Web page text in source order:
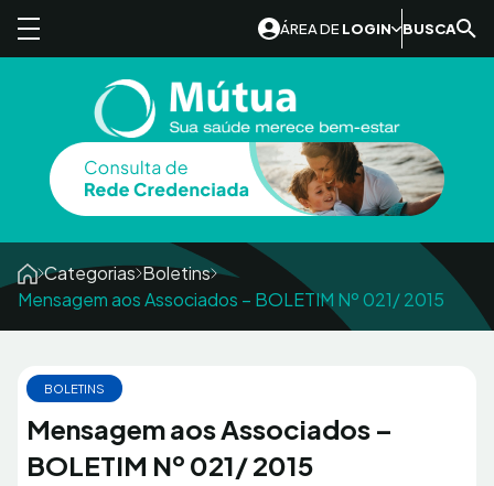
ÁREA DE LOGIN BUSCA
Categorias Boletins
Mensagem aos Associados – BOLETIM Nº 021/ 2015
BOLETINS
Mensagem aos Associados –
BOLETIM Nº 021/ 2015